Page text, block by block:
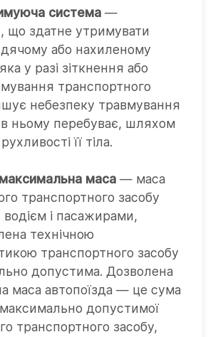
система —
що здатне утримувати
або нахиленому
у разі зіткнення або
транспортного
небезпеку травмування
ньому перебуває, шляхом
її тіла.
маса — маса
транспортного засобу
і пасажирами,
технічною
транспортного засобу
допустима. Дозволена
маса автопоїзда — це сума
допустимої
транспортного засобу,